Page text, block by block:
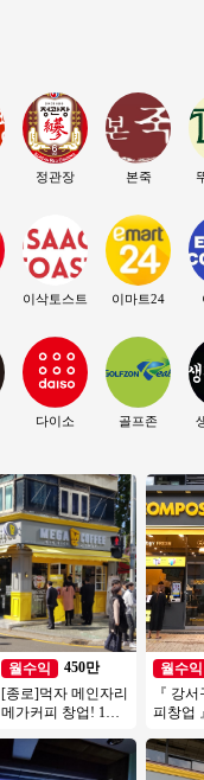
정관장
이삭토스트
다이소
본죽
이마트24
골프존
월수익
450만
[종로]먹자 메인자리
메가커피 창업! 1억
천
월수익
『 강
피창업
음 ♥ 배
보창업